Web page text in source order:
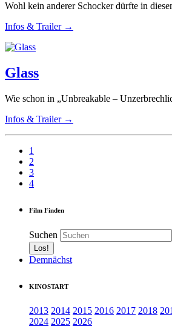
Wohl kein anderer Schocker dürfte in
Infos & Trailer →
Glass
Wie schon in „Unbreakable –
Infos & Trailer →
1
2
3
4
Film Finden
Suchen
Demnächst
KINOSTART
2013 2014 2015 2016 2017 2018
2024 2025 2026